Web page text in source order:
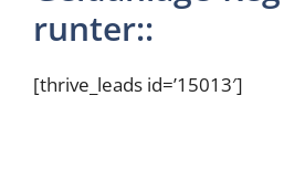
runter::
[thrive_leads id=’15013′]